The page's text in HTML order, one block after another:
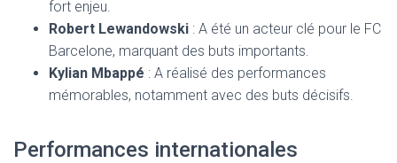
fort enjeu.
Robert Lewandowski : A été un acteur clé pour le FC
Barcelone, marquant des buts importants.
Kylian Mbappé : A réalisé des performances
mémorables, notamment avec des buts décisifs.
Performances internationales